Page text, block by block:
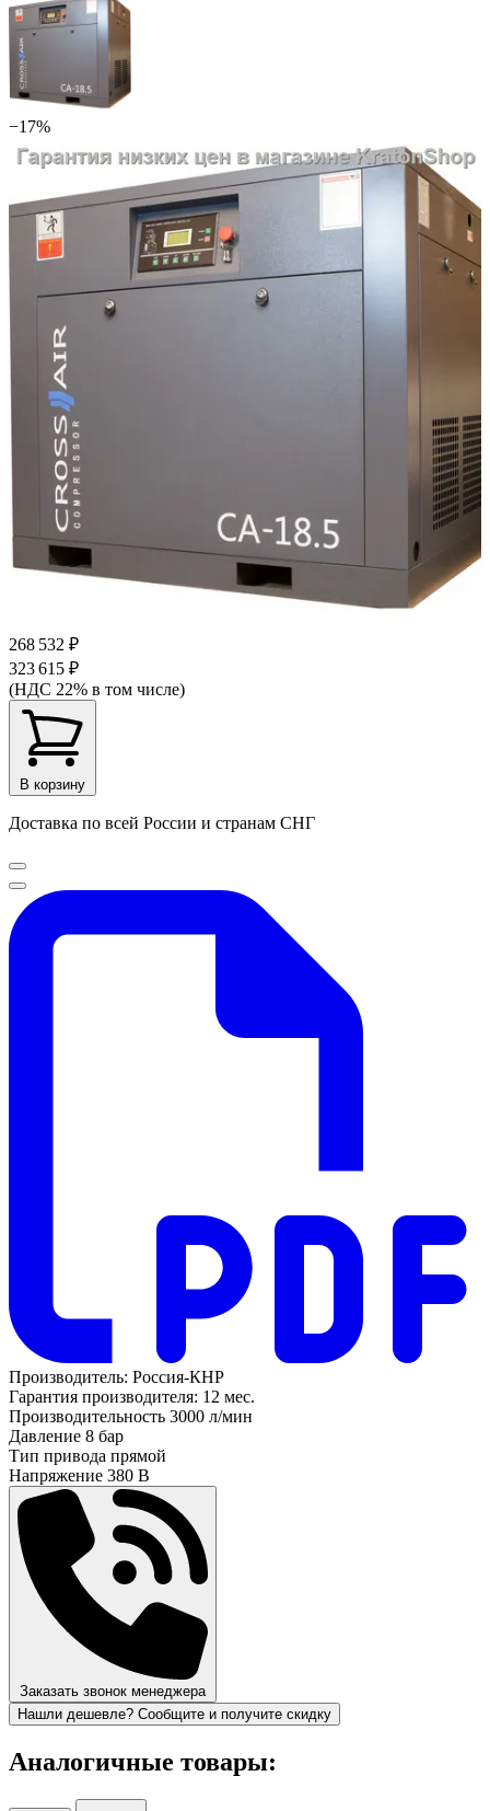
−17%
268 532 ₽
323 615 ₽
(НДС 22% в том числе)
В корзину
Доставка по всей России и странам СНГ
Производитель: Россия-КНР
Гарантия производителя: 12 мес.
Производительность 3000 л/мин
Давление 8 бар
Тип привода прямой
Напряжение 380 В
Заказать звонок менеджера
Нашли дешевле? Сообщите и получите скидку
Аналогичные товары: